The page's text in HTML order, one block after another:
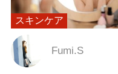
スキンケア
Fumi.S